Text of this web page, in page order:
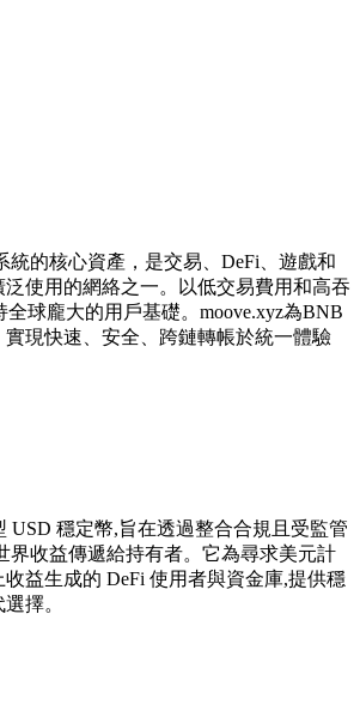
統的核心資產，是交易、DeFi、遊戲和
使用的網絡之一。以低交易費用和高吞
球龐大的用戶基礎。moove.xyz為BNB
現快速、安全、跨鏈轉帳於統一體驗
USD 穩定幣,旨在透過整合合規且受監管
界收益傳遞給持有者。它為尋求美元計
益生成的 DeFi 使用者與資金庫,提供穩
擇。